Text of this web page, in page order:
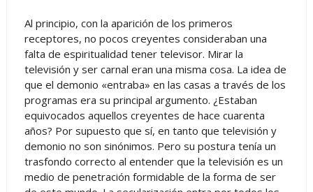
Al principio, con la aparición de los primeros
receptores, no pocos creyentes consideraban una
falta de espiritualidad tener televisor. Mirar la
televisión y ser carnal eran una misma cosa. La idea de
que el demonio «entraba» en las casas a través de los
programas era su principal argumento. ¿Estaban
equivocados aquellos creyentes de hace cuarenta
años? Por supuesto que sí, en tanto que televisión y
demonio no son sinónimos. Pero su postura tenía un
trasfondo correcto al entender que la televisión es un
medio de penetración formidable de la forma de ser